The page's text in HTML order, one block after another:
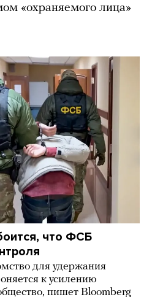
«охраняемого лица»
что ФСБ
для удержания
к усилению
пишет Bloomberg